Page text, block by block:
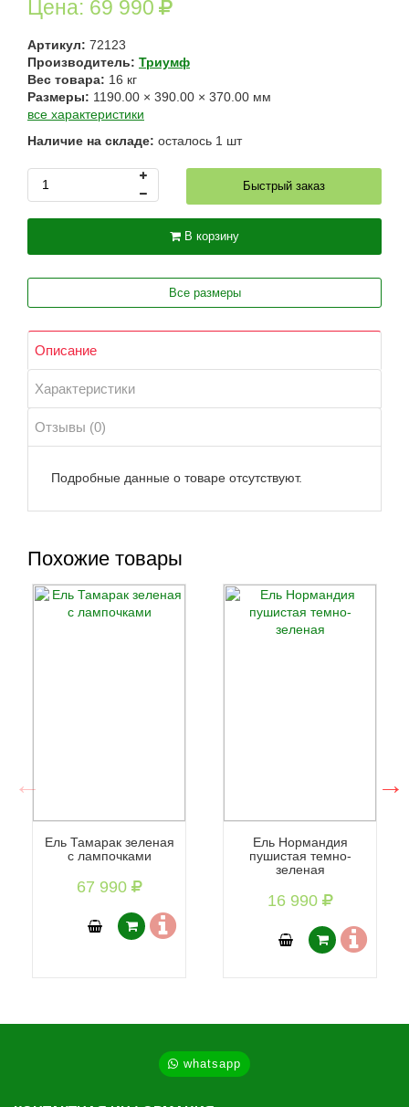
Цена: 69 990
Артикул: 72123
Производитель: Триумф
Вес товара: 16 кг
Размеры: 1190.00 × 390.00 × 370.00 мм
все характеристики
Наличие на складе: осталось 1 шт
Быстрый заказ
В корзину
Все размеры
Описание
Характеристики
Отзывы (0)
Подробные данные о товаре отсутствуют.
Похожие товары
Ель Тамарак зеленая
с лампочками
67 990
Ель Нормандия
пушистая темно-
зеленая
16 990
whatsapp